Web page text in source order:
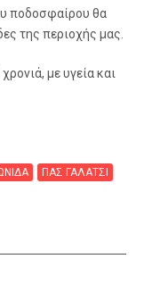
ποδοσφαίρου θα
της περιοχής μας.
με υγεία και
ΠΑΣ ΓΑΛΑΤΣΙ